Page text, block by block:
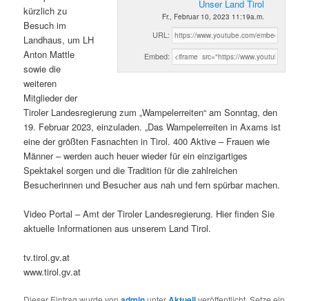
Unser Land Tirol
Fr., Februar 10, 2023 11:19a.m.
URL:
Embed:
kürzlich zu
Besuch im
Landhaus, um LH
Anton Mattle
sowie die
weiteren
Mitglieder der
Tiroler Landesregierung zum „Wampelerreiten“ am Sonntag, den
19. Februar 2023, einzuladen. „Das Wampelerreiten in Axams ist
eine der größten Fasnachten in Tirol. 400 Aktive – Frauen wie
Männer – werden auch heuer wieder für ein einzigartiges
Spektakel sorgen und die Tradition für die zahlreichen
Besucherinnen und Besucher aus nah und fern spürbar machen.
Video Portal – Amt der Tiroler Landesregierung. Hier finden Sie
aktuelle Informationen aus unserem Land Tirol.
tv.tirol.gv.at
www.tirol.gv.at